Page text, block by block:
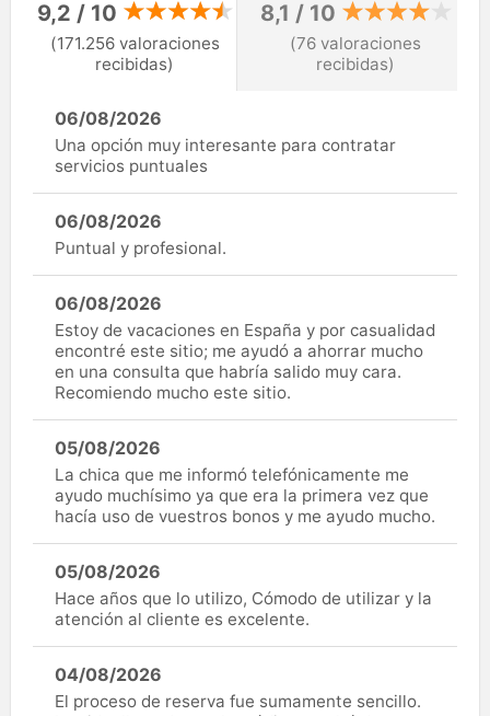
9,2 / 10
(171.256 valoraciones
recibidas)
8,1 / 10
(76 valoraciones
recibidas)
06/08/2026
Una opción muy interesante para contratar
servicios puntuales
06/08/2026
Puntual y profesional.
06/08/2026
Estoy de vacaciones en España y por casualidad
encontré este sitio; me ayudó a ahorrar mucho
en una consulta que habría salido muy cara.
Recomiendo mucho este sitio.
05/08/2026
La chica que me informó telefónicamente me
ayudo muchísimo ya que era la primera vez que
hacía uso de vuestros bonos y me ayudo mucho.
05/08/2026
Hace años que lo utilizo, Cómodo de utilizar y la
atención al cliente es excelente.
04/08/2026
El proceso de reserva fue sumamente sencillo.